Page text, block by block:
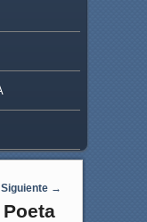
Siguiente →